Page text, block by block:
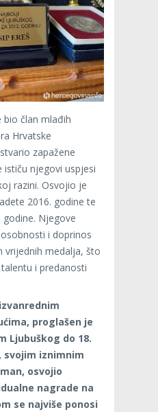
bio član mlađih
Hrvatske
zapažene
ističu njegovi uspjesi
razini. Osvojio je
2016. godine te
Njegove
i doprinos
vrijednih medalja, što
i predanosti
proglašen je
Ljubuškog do 18.
svojim iznimnim
osvojio
nagrade na
se najviše ponosi